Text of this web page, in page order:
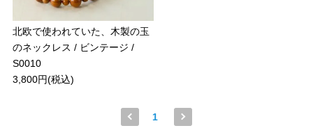
北欧で使われていた、木製の玉
のネックレス / ビンテージ /
S0010
3,800円(税込)
1